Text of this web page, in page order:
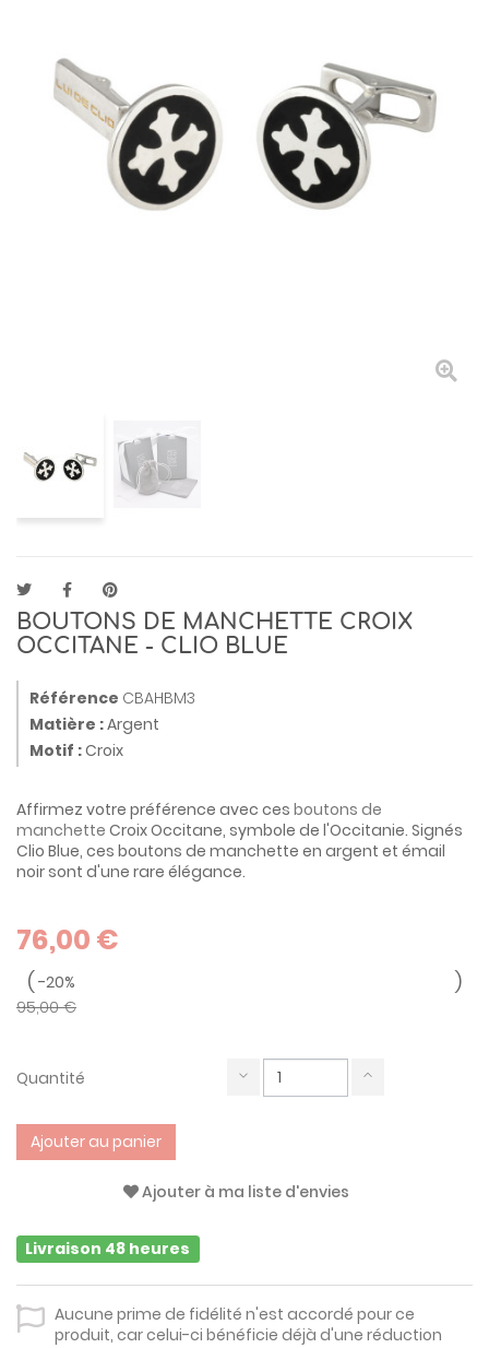
BOUTONS DE MANCHETTE CROIX
OCCITANE - CLIO BLUE
Référence CBAHBM3
Matière :Argent
Motif :Croix
Affirmez votre préférence avec ces boutons de
manchette Croix Occitane, symbole de l'Occitanie. Signés
Clio Blue, ces boutons de manchette en argent et émail
noir sont d'une rare élégance.
76,00 €
-20%
95,00 €
Quantité
Ajouter au panier
Ajouter à ma liste d'envies
Livraison 48 heures
Aucune prime de fidélité n'est accordé pour ce
produit, car celui-ci bénéficie déjà d'une réduction